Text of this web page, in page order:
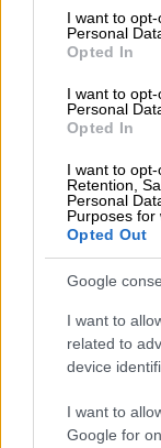
consent section.
I want to
Personal
Opted In
I want to
Personal
Opted In
I want to opt-
Retention,
Personal
Purposes for
Opted Out
Google
I want to
related to
device
I want to
Google for
Ελλάδα|
Σοκ στον
δύο
ξυλοδαρμό -
παραμέληση